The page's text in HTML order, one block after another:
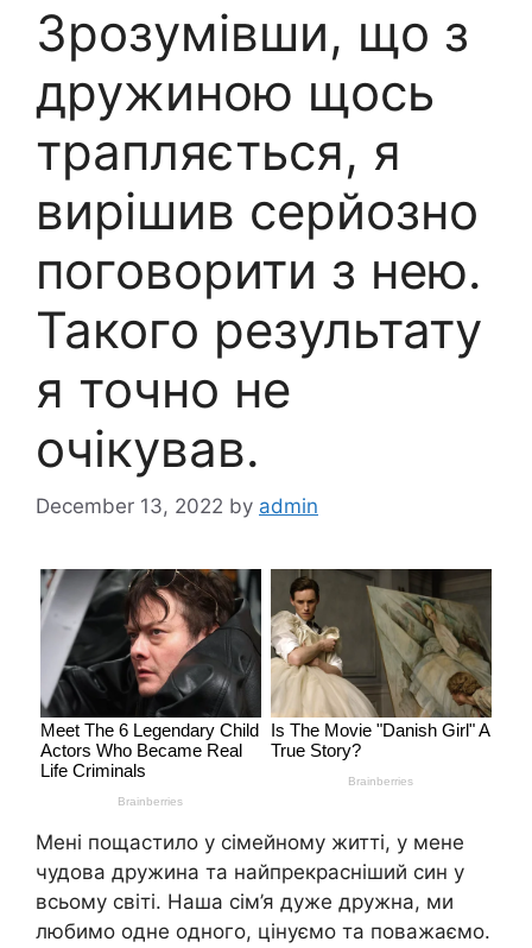
Зрозумівши, що з
дружиною щось
трапляється, я
вирішив серйозно
поговорити з нею.
Такого результату
я точно не
очікував.
December 13, 2022 by admin
Мені пощастило у сімейному житті, у мене
чудова дружина та найпрекрасніший син у
всьому світі. Наша сім’я дуже дружна, ми
любимо одне одного, цінуємо та поважаємо.